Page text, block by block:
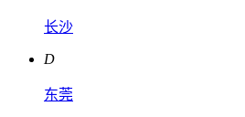
长沙
D
东莞